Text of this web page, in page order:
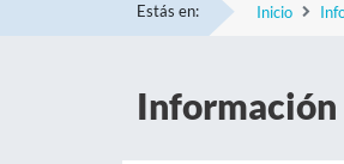
Estás en: Inicio
Información